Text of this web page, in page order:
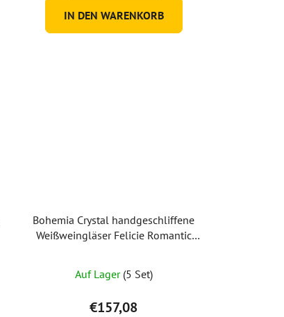
IN DEN WARENKORB
Bohemia Crystal handgeschliffene
Weißweingläser Felicie Romantic
Auf Lager (5 Set)
€157,08